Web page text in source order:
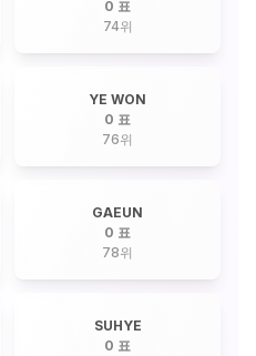
0 표
74위
YE WON
0 표
76위
GAEUN
0 표
78위
SUHYE
0 표